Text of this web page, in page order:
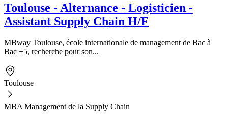
Toulouse - Alternance - Logisticien -
Assistant Supply Chain H/F
MBway Toulouse, école internationale de management de Bac à
Bac +5, recherche pour son...
Toulouse
MBA Management de la Supply Chain